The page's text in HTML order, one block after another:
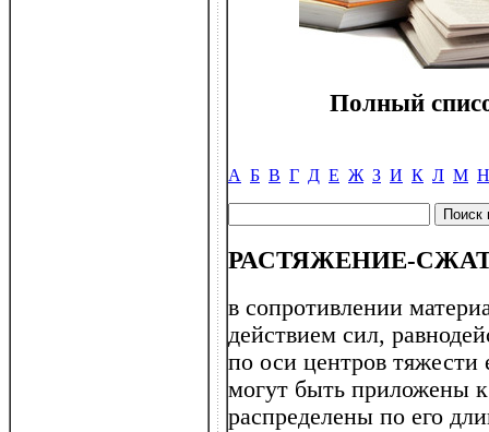
Полный
А Б В Г Д Е Ж З И К Л М Н
РАСТЯЖЕНИЕ-
в сопротивлении
действием сил,
по оси центров
могут быть приложены
распределены по его